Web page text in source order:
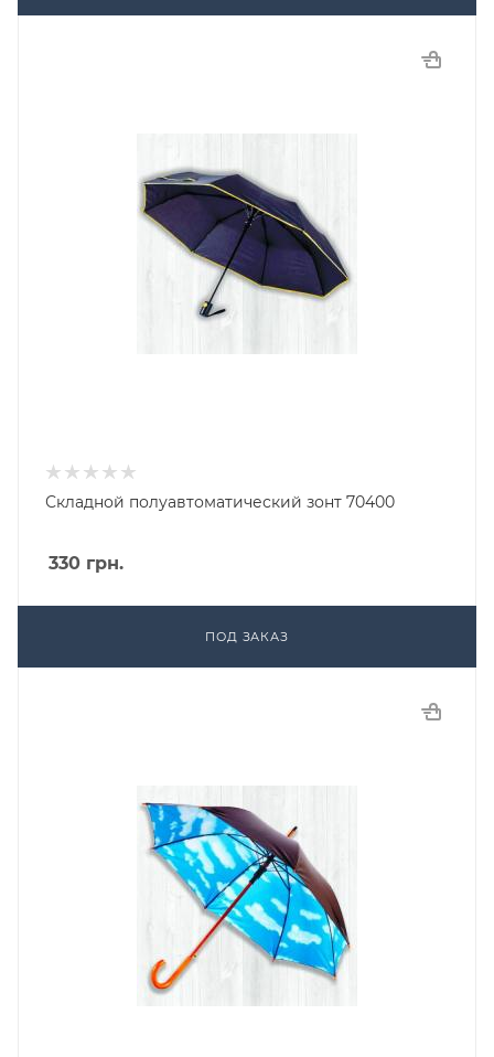
Складной полуавтоматический зонт 70400
330 грн.
ПОД ЗАКАЗ